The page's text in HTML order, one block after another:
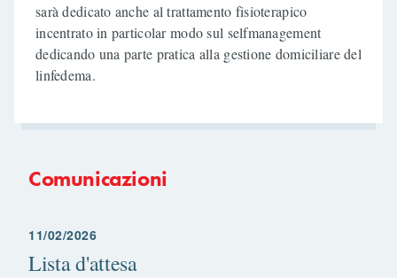
sarà dedicato anche al trattamento fisioterapico
incentrato in particolar modo sul selfmanagement
dedicando una parte pratica alla gestione domiciliare del
linfedema.
Comunicazioni
11/02/2026
Lista d'attesa